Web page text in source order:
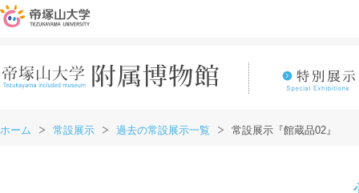
ホーム 常設展示 過去の常設展示一覧 常設展示『館蔵品02』